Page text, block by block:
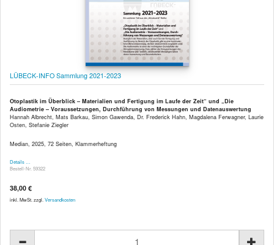
LÜBECK-INFO Sammlung 2021-2023
Otoplastik im Überblick – Materialien und Fertigung im Laufe der Zeit“ und „Die
Audiometrie – Voraussetzungen, Durchführung von Messungen und Datenauswertung
Hannah Albrecht, Mats Barkau, Simon Gawenda, Dr. Frederick Hahn, Magdalena Ferwagner, Laurie
Osten, Stefanie Ziegler
Median, 2025, 72 Seiten, Klammerheftung
Details …
Bestell-Nr. 59322
38,00 €
inkl. MwSt. zzgl. Versandkosten